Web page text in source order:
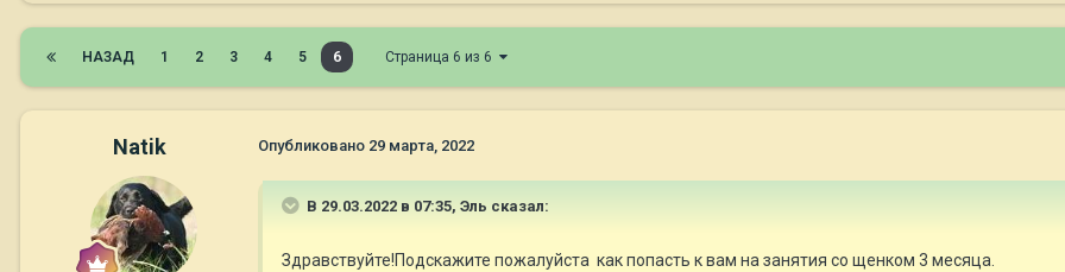
НАЗАД 1 2 3 4 5 6 Страница 6 из 6
Natik Опубликовано 29 марта, 2022
В 29.03.2022 в 07:35, Эль сказал:
Здравствуйте!Подскажите пожалуйста как попасть к вам на занятия со щенком 3 месяца.